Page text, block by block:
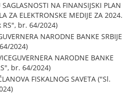
NA FINANSIJSKI PLAN
ZA ELEKTRONSKE MEDIJE ZA 2024.
RS", br. 64/2024)
NARODNE BANKE SRBIJE
2024)
NARODNE BANKE
br. 64/2024)
FISKALNOG SAVETA ("Sl.